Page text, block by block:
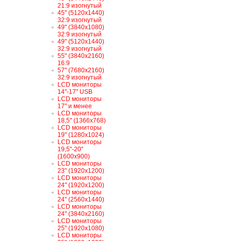
21:9 изогнутый
45" (5120x1440)
32:9 изогнутый
49" (3840x1080)
32:9 изогнутый
49" (5120x1440)
32:9 изогнутый
55" (3840x2160)
16:9
57" (7680x2160)
32:9 изогнутый
LCD мониторы
14"-17" USB
LCD мониторы
17" и менее
LCD мониторы
18,5" (1366x768)
LCD мониторы
19" (1280x1024)
LCD мониторы
19,5"-20"
(1600x900)
LCD мониторы
23" (1920x1200)
LCD мониторы
24" (1920x1200)
LCD мониторы
24" (2560x1440)
LCD мониторы
24" (3840x2160)
LCD мониторы
25" (1920x1080)
LCD мониторы